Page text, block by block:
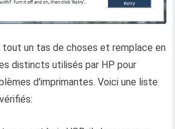
tout un tas de choses et remplace en
distincts utilisés par HP pour
d'imprimantes. Voici une liste